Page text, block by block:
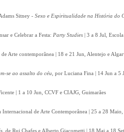
Sitney - Sexo e Espiritualidade na História do
e Celebrar a Festa: Party Studies | 3 a 8 Jul,
Arte contemporânea | 18 e 21 Jun, Alentejo e
se ao assalto do céu , por Luciana Fina | 14 Jun a 5
| 1 a 10 Jun, CCVF e CIAJG, Guimarães
Internacional de Arte Contemporânea | 25 a 28
, de Rui Chafes e Alberto Giacometti | 18 Mai a 18